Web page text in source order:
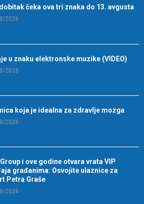
čeka ova tri znaka do 13. avgusta
2026
u znaku elektronske muzike (VIDEO)
2026
koja je idealna za zdravlje mozga
2026
i ove godine otvara vrata VIP
građanima: Osvojite ulaznice za
Petra Graše
2026